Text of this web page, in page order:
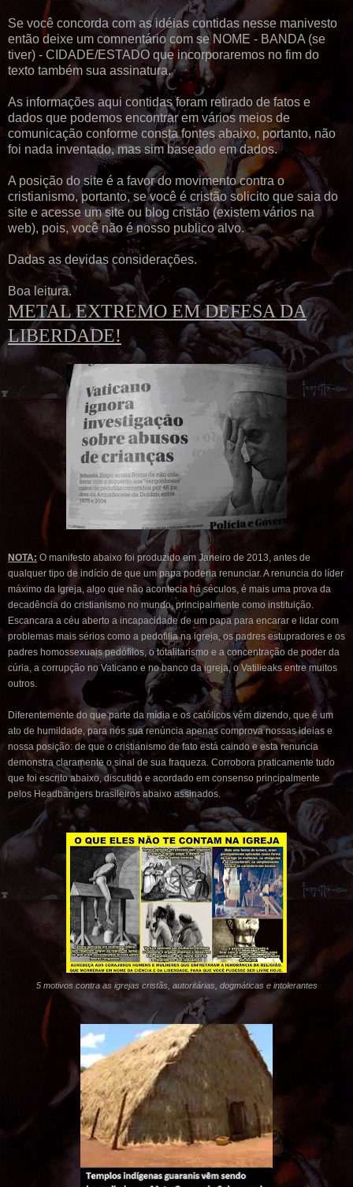
Se você concorda com as idéias contidas nesse manivesto
então deixe um comnentário com se NOME - BANDA (se
tiver) - CIDADE/ESTADO que incorporaremos no fim do
texto também sua assinatura.
As informações aqui contidas foram retirado de fatos e
dados que podemos encontrar em vários meios de
comunicação conforme consta fontes abaixo, portanto, não
foi nada inventado, mas sim baseado em dados.
A posição do site é a favor do movimento contra o
cristianismo, portanto, se você é cristão solicito que saia do
site e acesse um site ou blog cristão (existem vários na
web), pois, você não é nosso publico alvo.
Dadas as devidas considerações.
Boa leitura.
METAL EXTREMOEM DEFESA DA
LIBERDADE!
NOTA: O manifesto abaixo foi produzido em Janeiro de 2013, antes de
qualquer tipo de indício de que um papa poderia renunciar. A renuncia do líder
máximo da Igreja, algo que não acontecia há séculos, é mais uma prova da
decadência do cristianismo no mundo, principalmente como instituição.
Escancara a céu aberto a incapacidade de um papa para encarar e lidar com
problemas mais sérios como a pedofilia na igreja, os padres estupradores e os
padres homossexuais pedófilos, o totalitarismo e a concentração de poder da
cúria, a corrupção no Vaticano e no banco da igreja, o Vatilieaks entre muitos
outros.
Diferentemente do que parte da mídia e os católicos vêm dizendo, que é um
ato de humildade, para nós sua renúncia apenas comprova nossas ideias e
nossa posição: de que o cristianismo de fato está caindo e esta renuncia
demonstra claramente o sinal de sua fraqueza. Corrobora praticamente tudo
que foi escrito abaixo, discutido e acordado em consenso principalmente
pelos Headbangers brasileiros abaixo assinados.
5 motivos contra as igrejas cristãs, autoritárias, dogmáticas e intolerantes